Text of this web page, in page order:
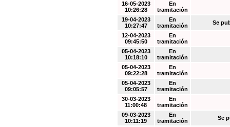
16-05-2023
10:26:28
En
tramitación
19-04-2023
10:27:47
En
tramitación
Se
12-04-2023
09:45:50
En
tramitación
05-04-2023
10:18:10
En
tramitación
05-04-2023
09:22:28
En
tramitación
05-04-2023
09:05:57
En
tramitación
30-03-2023
11:00:48
En
tramitación
09-03-2023
10:11:19
En
tramitación
Se